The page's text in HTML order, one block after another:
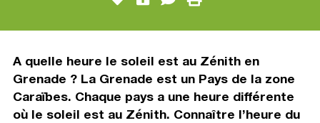
A quelle heure le soleil est au Zénith en
Grenade ? La Grenade est un Pays de la zone
Caraïbes. Chaque pays a une heure différente
où le soleil est au Zénith. Connaître l’heure du